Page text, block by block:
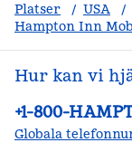
Platser / USA /
Hampton Inn
Hur kan vi
Telefon:
+1-800-
Globala